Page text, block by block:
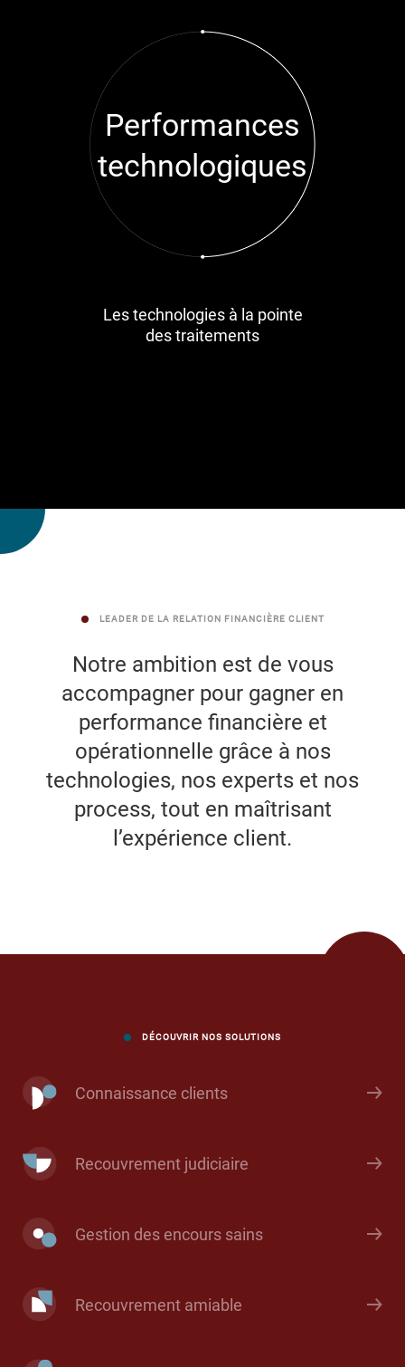
Performances
technologiques
Les technologies à la pointe
des traitements
LEADER DE LA RELATION FINANCIÈRE CLIENT
Notre ambition est de vous
accompagner pour gagner en
performance financière et
opérationnelle grâce à nos
technologies, nos experts et nos
process, tout en maîtrisant
l’expérience client.
DÉCOUVRIR NOS SOLUTIONS
Connaissance clients
Recouvrement judiciaire
Gestion des encours sains
Recouvrement amiable